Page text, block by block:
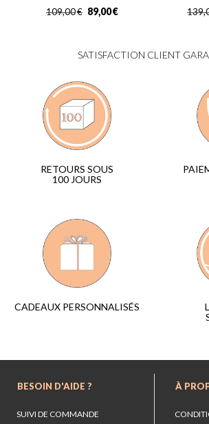
€
109,00 €
89,00
SATISFACTION CLIENT
RETOURS SOUS
100 JOURS
CADEAUX PERSONNALISÉS
BESOIN D'AIDE ?
SUIVI DE COMMANDE
À